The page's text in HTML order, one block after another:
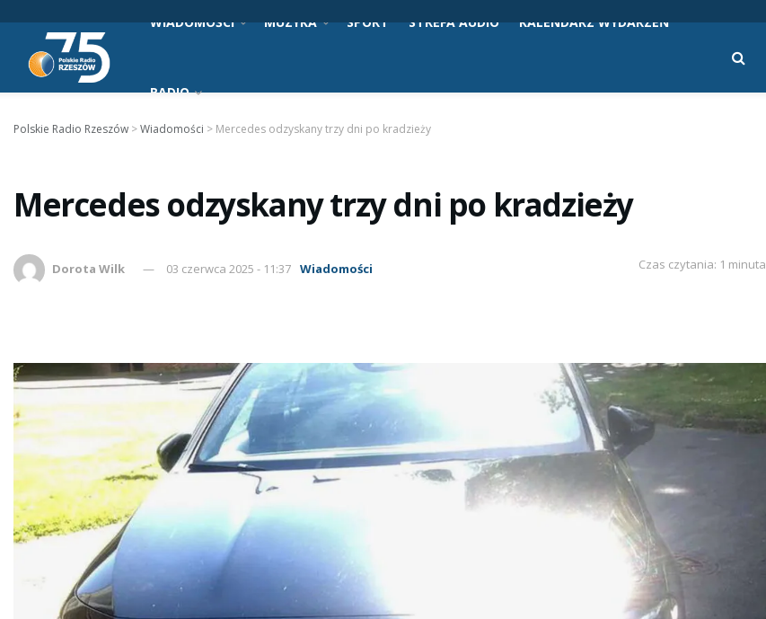
WIADOMOŚCI MUZYKA SPORT STREFA AUDIO KALENDARZ WYDARZEŃ
RADIO
Polskie Radio Rzeszów >Wiadomości > Mercedes odzyskany trzy dni po kradzieży
Mercedes odzyskany trzy dni po kradzieży
Dorota Wilk 03 czerwca 2025 - 11:37 Wiadomości Czas czytania: 1 minuta